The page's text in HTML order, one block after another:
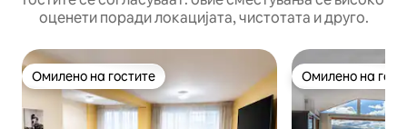
оценети поради локацијата, чистотата и друго.
Омилено на гостите
Омилено на гостите Омилено на
Омилено на